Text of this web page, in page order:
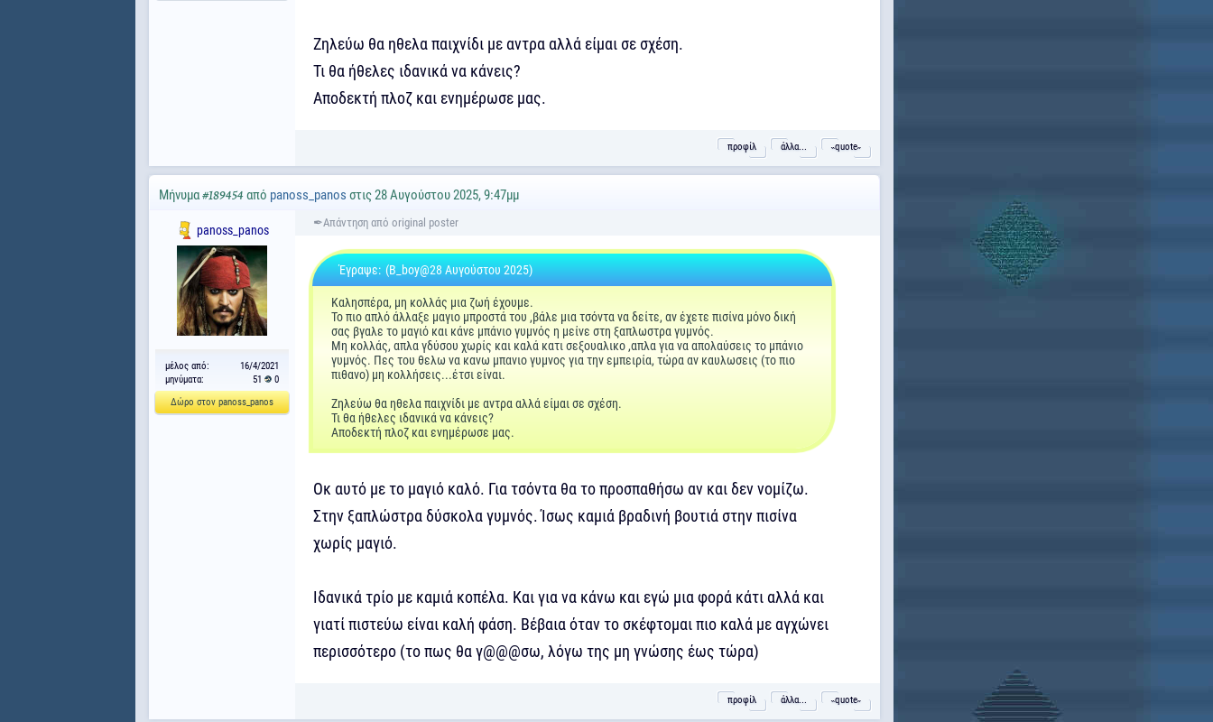
Ζηλεύω θα ηθελα παιχνίδι με αντρα αλλά είμαι σε σχέση.
Τι θα ήθελες ιδανικά να κάνεις?
Αποδεκτή πλοζ και ενημέρωσε μας.
προφίλ άλλα... ˵quote˶
Μήνυμα #189454 από panoss_panos στις 28 Αυγούστου 2025, 9:47μμ
panoss_panos
μέλος από:
16/4/2021
μηνύματα:
51
0
Δώρο στον panoss_panos
Έγραψε: (B_boy@28 Αυγούστου 2025)
Καλησπέρα, μη κολλάς μια ζωή έχουμε.
Το πιο απλό άλλαξε μαγιο μπροστά του ,βάλε μια τσόντα να δείτε, αν έχετε πισίνα μόνο δική
σας βγαλε το μαγιό και κάνε μπάνιο γυμνός η μείνε στη ξαπλωστρα γυμνός.
Μη κολλάς, απλα γδύσου χωρίς και καλά κατι σεξουαλικο ,απλα για να απολαύσεις το μπάνιο
γυμνός. Πες του θελω να κανω μπανιο γυμνος για την εμπειρία, τώρα αν καυλωσεις (το πιο
πιθανο) μη κολλήσεις...έτσι είναι.
Ζηλεύω θα ηθελα παιχνίδι με αντρα αλλά είμαι σε σχέση.
Τι θα ήθελες ιδανικά να κάνεις?
Αποδεκτή πλοζ και ενημέρωσε μας.
Οκ αυτό με το μαγιό καλό. Για τσόντα θα το προσπαθήσω αν και δεν νομίζω.
Στην ξαπλώστρα δύσκολα γυμνός. Ίσως καμιά βραδινή βουτιά στην πισίνα
χωρίς μαγιό.
Ιδανικά τρίο με καμιά κοπέλα. Και για να κάνω και εγώ μια φορά κάτι αλλά και
γιατί πιστεύω είναι καλή φάση. Βέβαια όταν το σκέφτομαι πιο καλά με αγχώνει
περισσότερο (το πως θα γ@@@σω, λόγω της μη γνώσης έως τώρα)
προφίλ άλλα... ˵quote˶